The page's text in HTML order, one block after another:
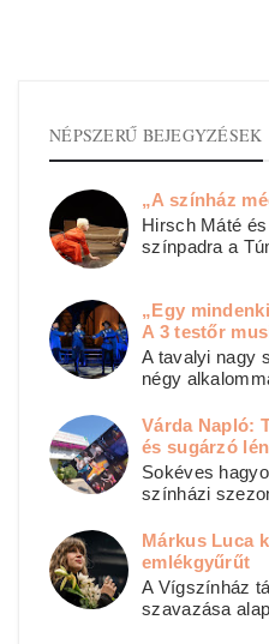
NÉPSZERŰ BEJEGYZÉSEK
„A színház
Hirsch Máté
színpadra a
„Egy
A 3 testőr
A tavalyi nagy
négy
Várda Napló:
és sugárzó
Sokéves
színházi
Márkus Luca
emlékgyűrűt
A Vígszínház
szavazása